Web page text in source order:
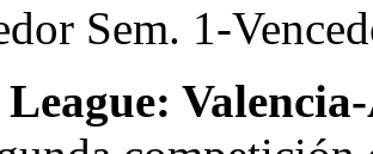
Sem. 1-